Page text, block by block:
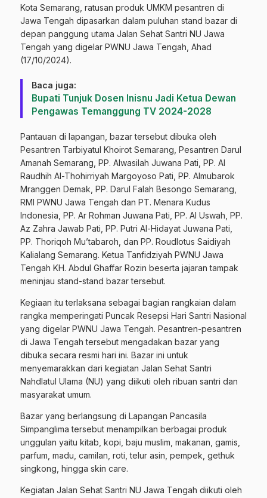
Kota Semarang, ratusan produk UMKM pesantren di
Jawa Tengah dipasarkan dalam puluhan stand bazar di
depan panggung utama Jalan Sehat Santri NU Jawa
Tengah yang digelar PWNU Jawa Tengah, Ahad
(17/10/2024).
Baca juga:
Bupati Tunjuk Dosen Inisnu Jadi Ketua Dewan
Pengawas Temanggung TV 2024-2028
Pantauan di lapangan, bazar tersebut dibuka oleh
Pesantren Tarbiyatul Khoirot Semarang, Pesantren Darul
Amanah Semarang, PP. Alwasilah Juwana Pati, PP. Al
Raudhih Al-Thohirriyah Margoyoso Pati, PP. Almubarok
Mranggen Demak, PP. Darul Falah Besongo Semarang,
RMI PWNU Jawa Tengah dan PT. Menara Kudus
Indonesia, PP. Ar Rohman Juwana Pati, PP. Al Uswah, PP.
Az Zahra Jawab Pati, PP. Putri Al-Hidayat Juwana Pati,
PP. Thoriqoh Mu’tabaroh, dan PP. Roudlotus Saidiyah
Kalialang Semarang. Ketua Tanfidziyah PWNU Jawa
Tengah KH. Abdul Ghaffar Rozin beserta jajaran tampak
meninjau stand-stand bazar tersebut.
Kegiaan itu terlaksana sebagai bagian rangkaian dalam
rangka memperingati Puncak Resepsi Hari Santri Nasional
yang digelar PWNU Jawa Tengah. Pesantren-pesantren
di Jawa Tengah tersebut mengadakan bazar yang
dibuka secara resmi hari ini. Bazar ini untuk
menyemarakkan dari kegiatan Jalan Sehat Santri
Nahdlatul Ulama (NU) yang diikuti oleh ribuan santri dan
masyarakat umum.
Bazar yang berlangsung di Lapangan Pancasila
Simpanglima tersebut menampilkan berbagai produk
unggulan yaitu kitab, kopi, baju muslim, makanan, gamis,
parfum, madu, camilan, roti, telur asin, pempek, gethuk
singkong, hingga skin care.
Kegiatan Jalan Sehat Santri NU Jawa Tengah diikuti oleh